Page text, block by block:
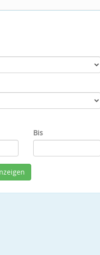
Bis